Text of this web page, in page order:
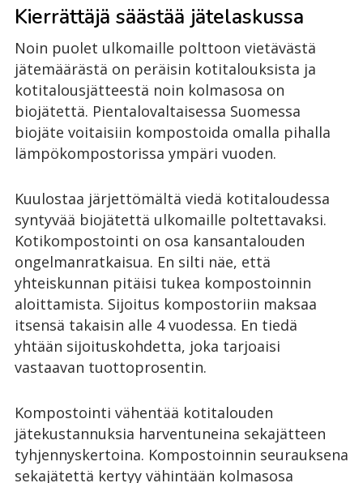
Kierrättäjä säästää jätelaskussa
Noin puolet ulkomaille polttoon vietävästä
jätemäärästä on peräisin kotitalouksista ja
kotitalousjätteestä noin kolmasosa on
biojätettä. Pientalovaltaisessa Suomessa
biojäte voitaisiin kompostoida omalla pihalla
lämpökompostorissa ympäri vuoden.
Kuulostaa järjettömältä viedä kotitaloudessa
syntyvää biojätettä ulkomaille poltettavaksi.
Kotikompostointi on osa kansantalouden
ongelmanratkaisua. En silti näe, että
yhteiskunnan pitäisi tukea kompostoinnin
aloittamista. Sijoitus kompostoriin maksaa
itsensä takaisin alle 4 vuodessa. En tiedä
yhtään sijoituskohdetta, joka tarjoaisi
vastaavan tuottoprosentin.
Kompostointi vähentää kotitalouden
jätekustannuksia harventuneina sekajätteen
tyhjennyskertoina. Kompostoinnin seurauksena
sekajätettä kertyy vähintään kolmasosa